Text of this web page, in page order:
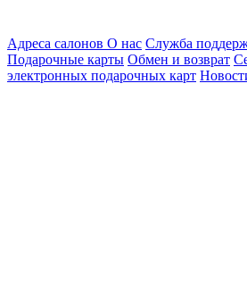
Адреса салонов О нас Служба
Подарочные карты Обмен и возврат
электронных подарочных карт